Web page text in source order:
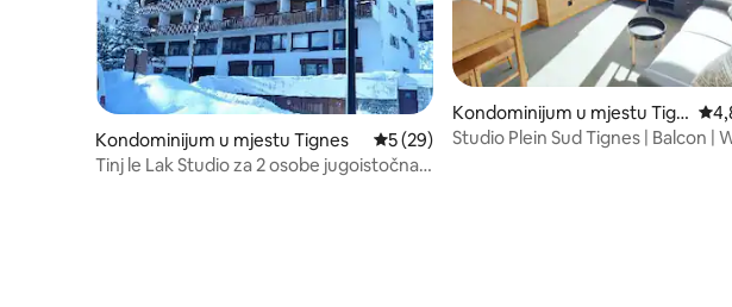
Kondominijum u mjestu Tignes prosječna ocjena 5 od 5, recenzija: 29
5 (29)
Tinj le Lak Studio za 2 osobe jugoistočna
Kondominijum u mjestu Tign
es
Studio Plein Sud Tignes | Balcon |